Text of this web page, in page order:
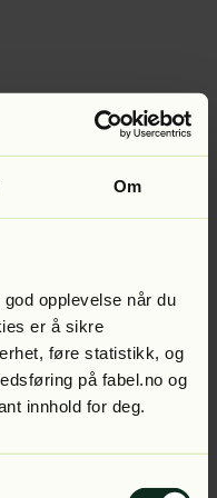
Om
opplevelse når du
er å sikre
føre statistikk, og
på fabel.no og
innhold for deg.